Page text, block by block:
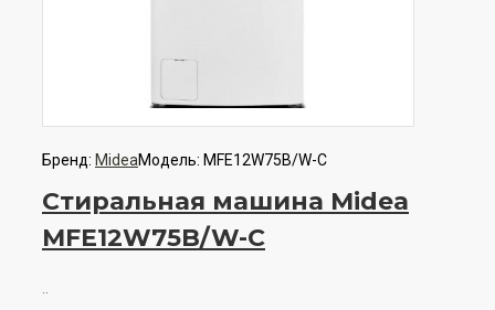
Бренд: MideaМодель: MFE12W75B/W-C
Стиральная машина Midea
MFE12W75B/W-C